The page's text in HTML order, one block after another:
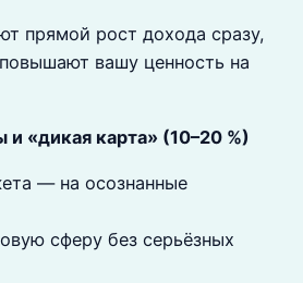
прямой рост дохода сразу,
вашу ценность на
«дикая карта» (10–20 %)
— на осознанные
сферу без серьёзных